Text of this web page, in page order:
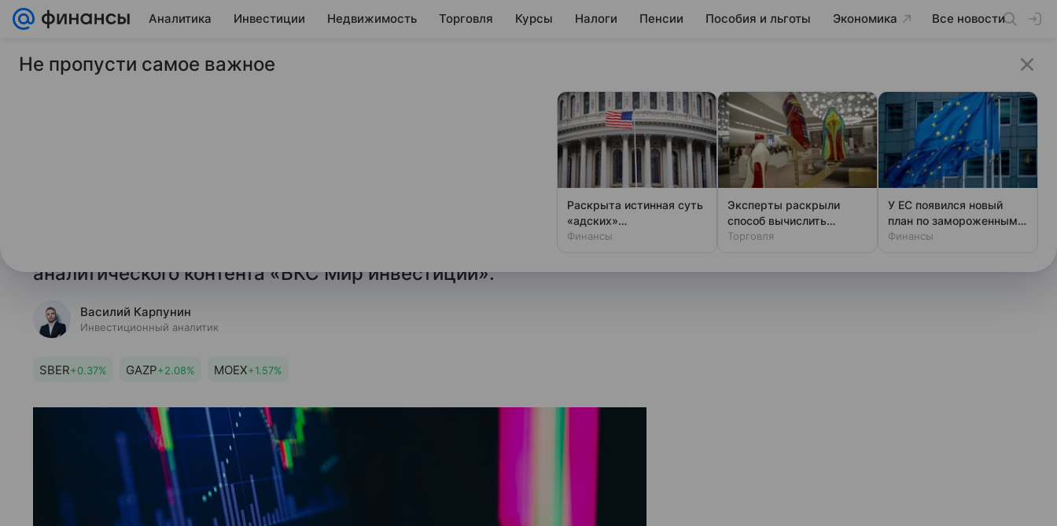
Аналитика Инвестиции Недвижимость Торговля Курсы Налоги Пенсии Пособия и льготы Экономика Все новости
13 сентября 2023 Финансы Mail
большую прибыль держателям акций
Компании, которые могут принять позитивные для инвесторов
решения, перечислил в своей колонке на Финансы Mail.ru
Василий Карпунин, начальник управления информационно-
аналитического контента «БКС Мир инвестиций».
Василий Карпунин
Инвестиционный аналитик
SBER+0.37% GAZP+2.08% MOEX+1.57%
Не пропусти самое важное
Раскрыта истинная суть
«адских»
антироссийских санкций
Финансы
Эксперты раскрыли
способ вычислить
фальшивый люкс за
Торговля
У ЕС появился новый
план по замороженным
активам России
Финансы